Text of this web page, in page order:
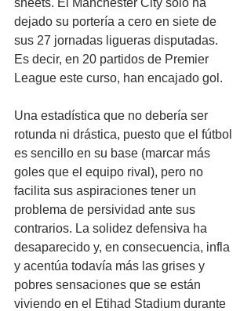
sheets. El Manchester City sólo ha
dejado su portería a cero en siete de
sus 27 jornadas ligueras disputadas.
Es decir, en 20 partidos de Premier
League este curso, han encajado gol.
Una estadística que no debería ser
rotunda ni drástica, puesto que el fútbol
es sencillo en su base (marcar más
goles que el equipo rival), pero no
facilita sus aspiraciones tener un
problema de persividad ante sus
contrarios. La solidez defensiva ha
desaparecido y, en consecuencia, infla
y acentúa todavía más las grises y
pobres sensaciones que se están
viviendo en el Etihad Stadium durante